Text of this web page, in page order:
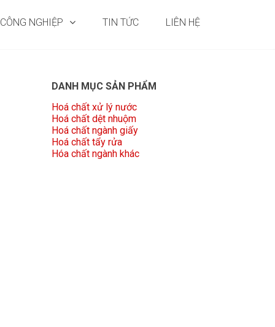
NGHIỆP TIN TỨC LIÊN HỆ
DANH MỤC SẢN PHẨM
Hoá chất xử lý nước
Hoá chất dệt nhuộm
Hoá chất ngành giấy
Hoá chất tẩy rửa
Hóa chất ngành khác